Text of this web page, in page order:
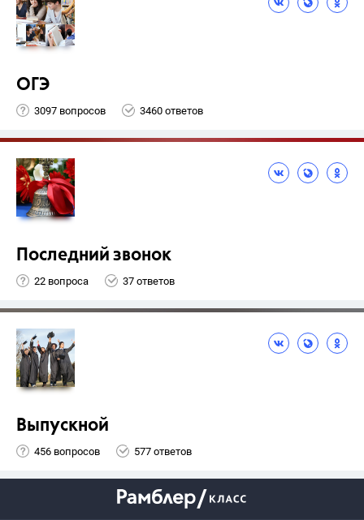
ОГЭ
3097 вопросов 3460 ответов
Последний звонок
22 вопроса 37 ответов
Выпускной
456 вопросов 577 ответов